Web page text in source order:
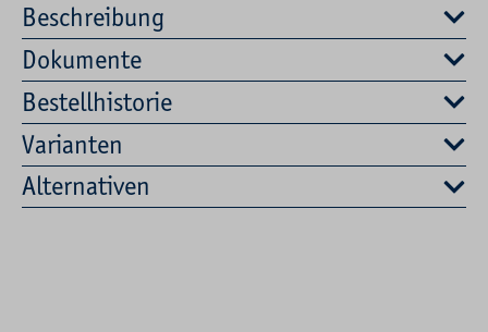
Beschreibung
Dokumente
Bestellhistorie
Varianten
Alternativen